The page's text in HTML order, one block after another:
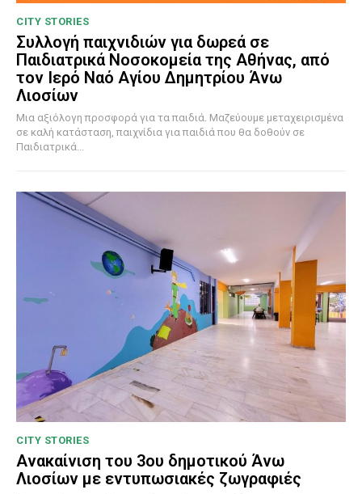
CITY STORIES
Συλλογή παιχνιδιών για δωρεά σε
Παιδιατρικά Νοσοκομεία της Αθήνας, από
τον Ιερό Ναό Αγίου Δημητρίου Άνω
Λιοσίων
Μια αξιόλογη προσφορά για τα παιδιά. Μαζεύουμε μεταχειρισμένα
σε καλή κατάσταση, παιχνίδια για παιδιά που θα δοθούν σε
Παιδιατρικά...
CITY STORIES
Ανακαίνιση του 3ου δημοτικού Άνω
Λιοσίων με εντυπωσιακές ζωγραφιές